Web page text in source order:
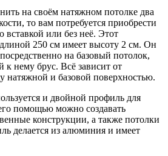
на своём натяжном потолке два
то вам потребуется приобрести
вставкой или без неё. Этот
250 см имеет высоту 2 см. Он
на базовый потолок,
к нему брус. Всё зависит от
натяжной и базовой поверхностью.
и двойной профиль для
помощью можно создавать
конструкции, а также потолки
делается из алюминия и имеет